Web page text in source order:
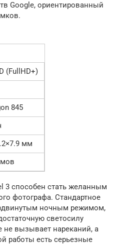
Google, ориентированный
(FullHD+)
845
мм
3 способен стать желанным
фотографа. Стандартное
ночным режимом,
светосилу
вызывает нареканий, а
работы есть серьезные